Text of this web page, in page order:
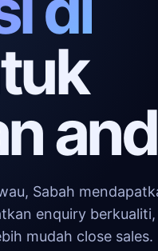
Sabah
enquiry berkualiti,
mudah close sales.